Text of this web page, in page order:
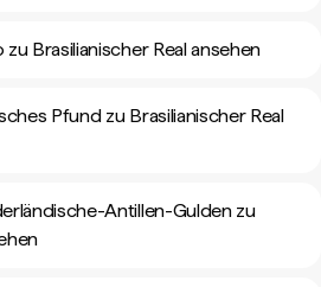
Brasilianischer Real ansehen
Pfund zu Brasilianischer Real
Antillen-Gulden zu